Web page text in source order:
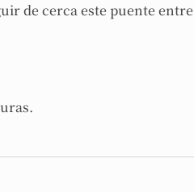
de cerca este puente entre